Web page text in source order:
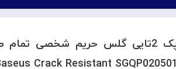
Crack Resistant SGQP020501